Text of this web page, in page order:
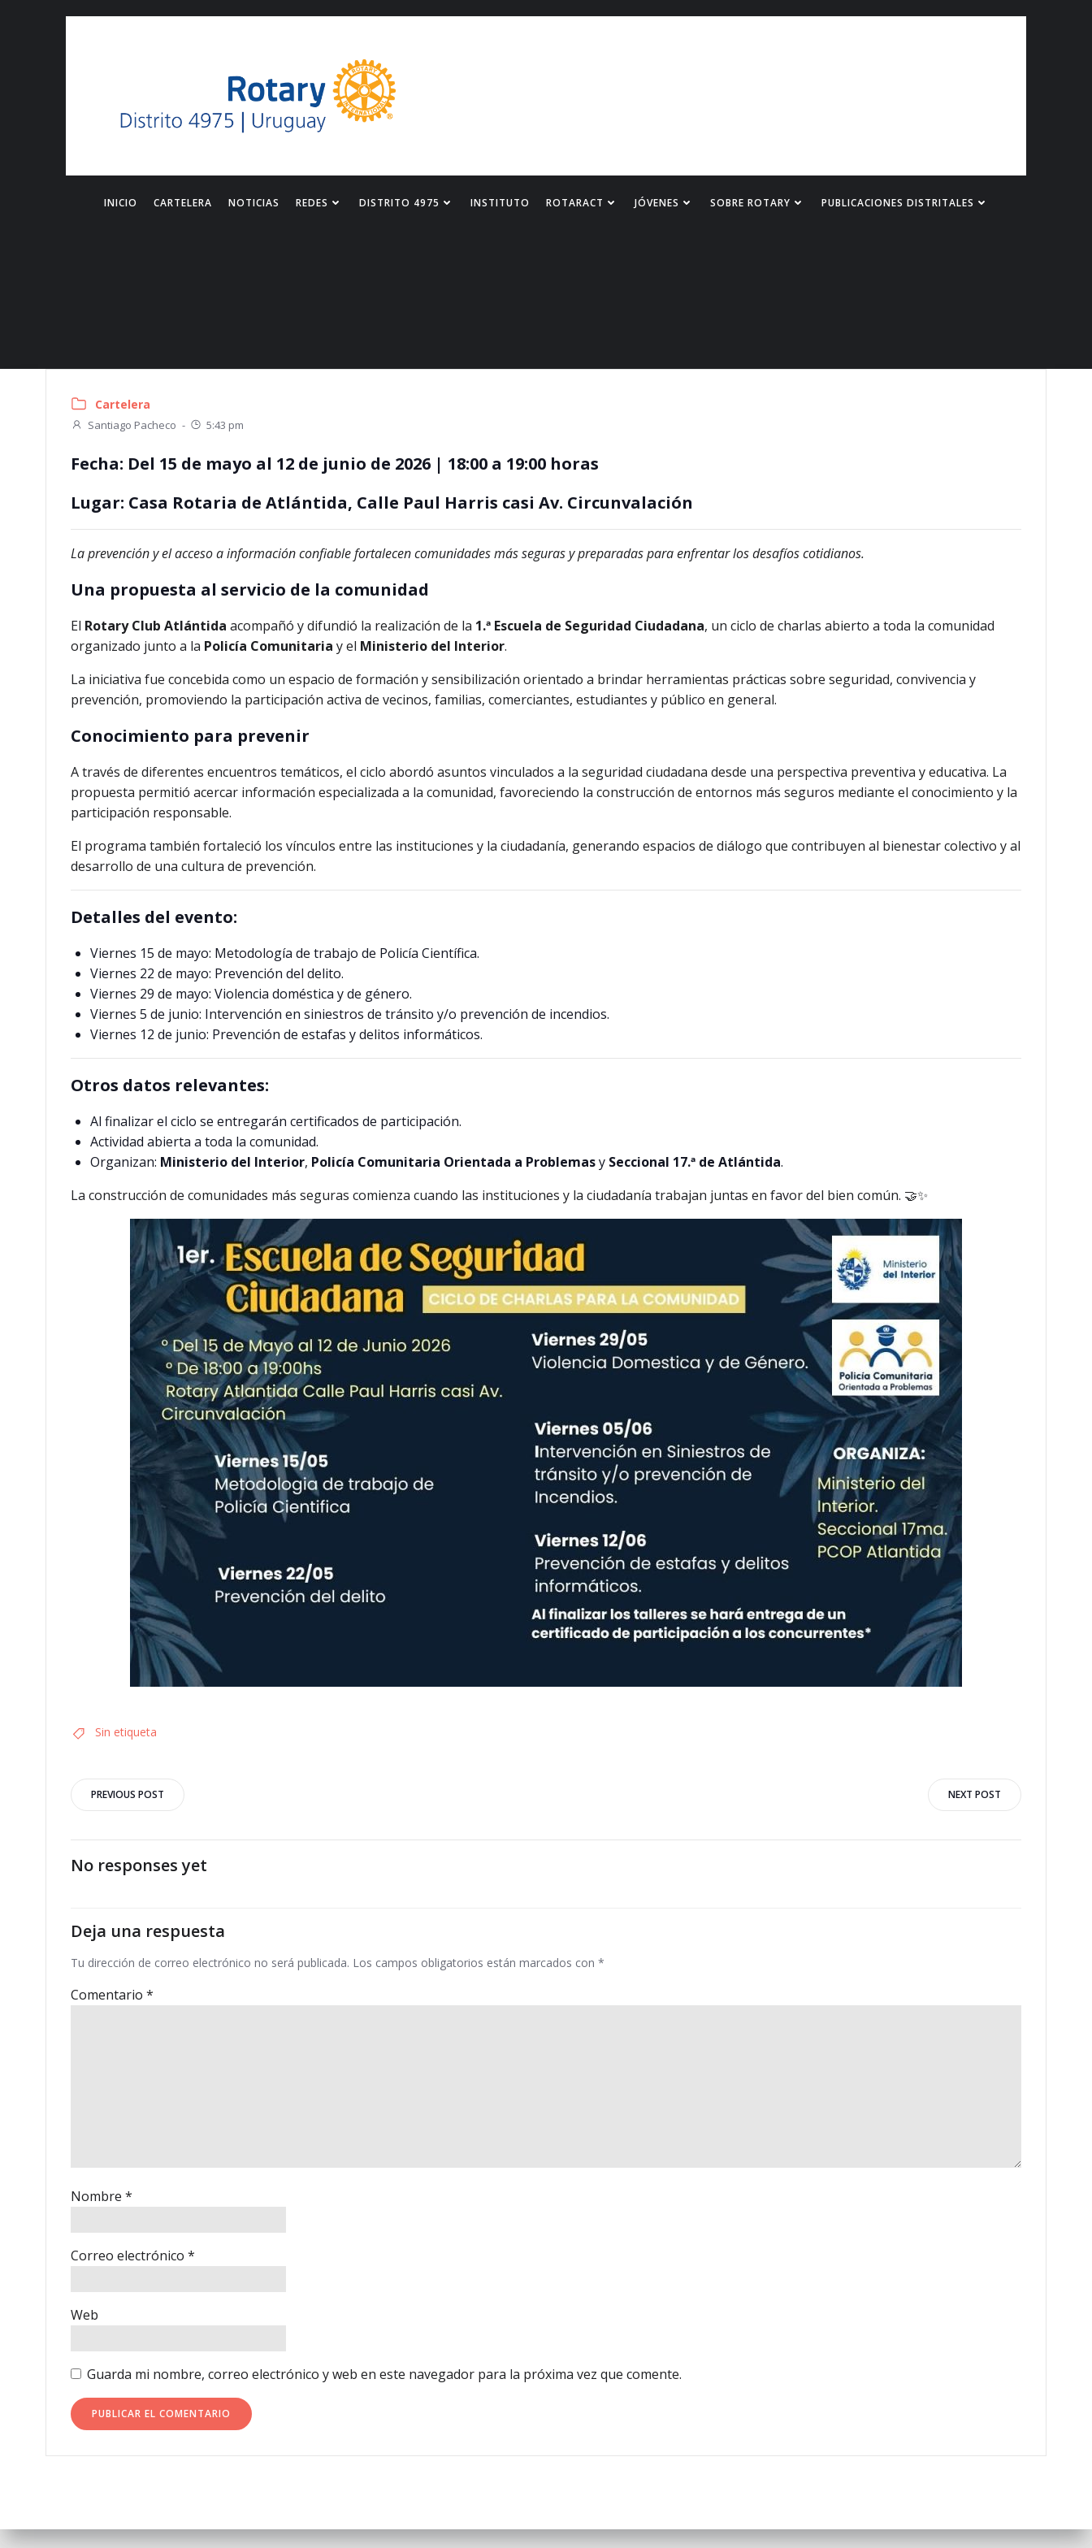
INICIO CARTELERA NOTICIAS REDES DISTRITO 4975 INSTITUTO ROTARACT JÓVENES SOBRE ROTARY PUBLICACIONES DISTRITALES
Cartelera
Santiago Pacheco - 5:43 pm
Fecha: Del 15 de mayo al 12 de junio de 2026 | 18:00 a 19:00 horas
Lugar: Casa Rotaria de Atlántida, Calle Paul Harris casi Av. Circunvalación
La prevención y el acceso a información confiable fortalecen comunidades más seguras y preparadas para enfrentar los desafíos cotidianos.
Una propuesta al servicio de la comunidad
El Rotary Club Atlántida acompañó y difundió la realización de la 1.ª Escuela de Seguridad Ciudadana, un ciclo de charlas abierto a toda la comunidad
organizado junto a la Policía Comunitaria y el Ministerio del Interior.
La iniciativa fue concebida como un espacio de formación y sensibilización orientado a brindar herramientas prácticas sobre seguridad, convivencia y
prevención, promoviendo la participación activa de vecinos, familias, comerciantes, estudiantes y público en general.
Conocimiento para prevenir
A través de diferentes encuentros temáticos, el ciclo abordó asuntos vinculados a la seguridad ciudadana desde una perspectiva preventiva y educativa. La
propuesta permitió acercar información especializada a la comunidad, favoreciendo la construcción de entornos más seguros mediante el conocimiento y la
participación responsable.
El programa también fortaleció los vínculos entre las instituciones y la ciudadanía, generando espacios de diálogo que contribuyen al bienestar colectivo y al
desarrollo de una cultura de prevención.
Detalles del evento:
Viernes 15 de mayo: Metodología de trabajo de Policía Científica.
Viernes 22 de mayo: Prevención del delito.
Viernes 29 de mayo: Violencia doméstica y de género.
Viernes 5 de junio: Intervención en siniestros de tránsito y/o prevención de incendios.
Viernes 12 de junio: Prevención de estafas y delitos informáticos.
Otros datos relevantes:
Al finalizar el ciclo se entregarán certificados de participación.
Actividad abierta a toda la comunidad.
Organizan: Ministerio del Interior, Policía Comunitaria Orientada a Problemasy Seccional 17.ª de Atlántida.
La construcción de comunidades más seguras comienza cuando las instituciones y la ciudadanía trabajan juntas en favor del bien común. 🤝✨
Sin etiqueta
Navegación
por
las
entradas
PREVIOUS POST
por
NEXT POST
No responses yet
Deja una respuesta
Tu dirección de correo electrónico no será publicada. Los campos obligatorios están marcados con *
Comentario *
Nombre *
Correo electrónico *
Web
Guarda mi nombre, correo electrónico y web en este navegador para la próxima vez que comente.